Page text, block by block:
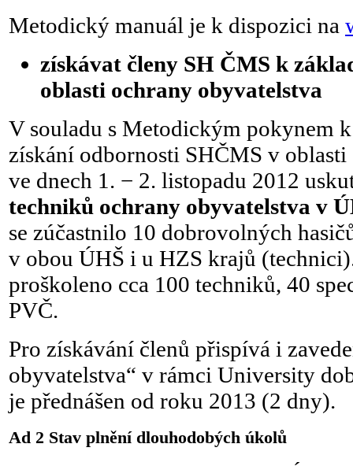
Metodický manuál je k dispozici na
získávat členy SH ČMS k
oblasti ochrany obyvatelstva
V souladu s Metodickým pokynem
získání odbornosti SHČMS v
ve dnech 1. − 2. listopadu 2012
techniků ochrany obyvatelstva v
se zúčastnilo 10 dobrovolných
v obou ÚHŠ i u HZS krajů
proškoleno cca 100 techniků, 40
PVČ.
Pro získávání členů přispívá i
obyvatelstva“ v rámci University
je přednášen od roku 2013 (2 dny).
Ad 2 Stav plnění dlouhodobých úkolů